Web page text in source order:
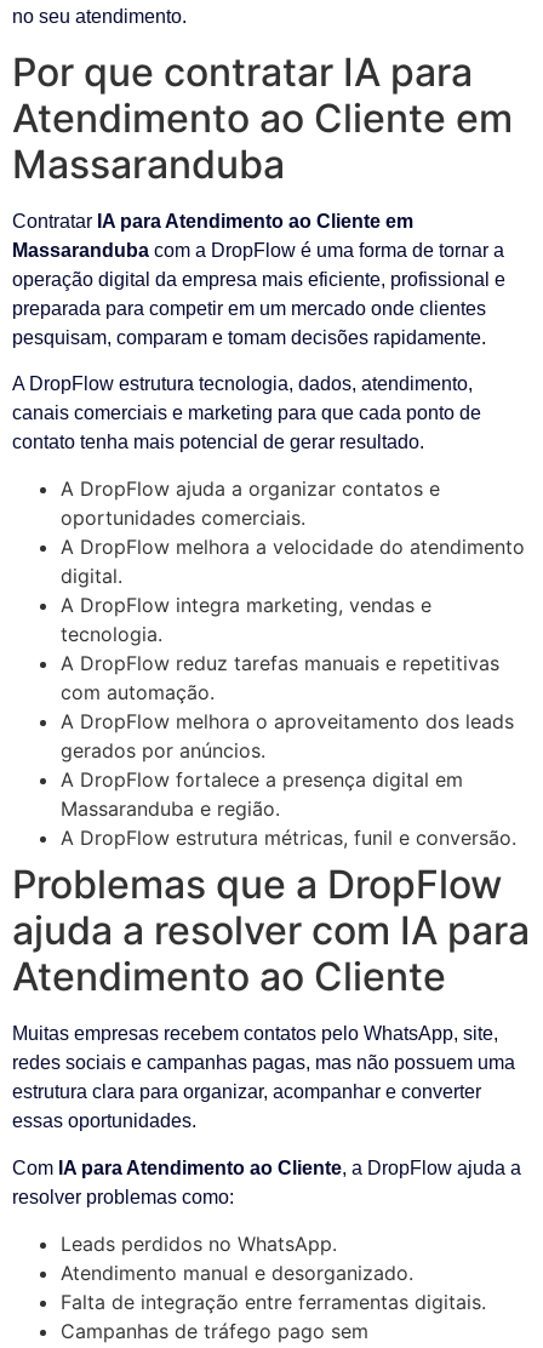
no seu atendimento.
Por que contratar IA para
Atendimento ao Cliente em
Massaranduba
Contratar IA para Atendimento ao Cliente em
Massaranduba com a DropFlow é uma forma de tornar a
operação digital da empresa mais eficiente, profissional e
preparada para competir em um mercado onde clientes
pesquisam, comparam e tomam decisões rapidamente.
A DropFlow estrutura tecnologia, dados, atendimento,
canais comerciais e marketing para que cada ponto de
contato tenha mais potencial de gerar resultado.
A DropFlow ajuda a organizar contatos e
oportunidades comerciais.
A DropFlow melhora a velocidade do atendimento
digital.
A DropFlow integra marketing, vendas e
tecnologia.
A DropFlow reduz tarefas manuais e repetitivas
com automação.
A DropFlow melhora o aproveitamento dos leads
gerados por anúncios.
A DropFlow fortalece a presença digital em
Massaranduba e região.
A DropFlow estrutura métricas, funil e conversão.
Problemas que a DropFlow
ajuda a resolver com IA para
Atendimento ao Cliente
Muitas empresas recebem contatos pelo WhatsApp, site,
redes sociais e campanhas pagas, mas não possuem uma
estrutura clara para organizar, acompanhar e converter
essas oportunidades.
Com IA para Atendimento ao Cliente, a DropFlow ajuda a
resolver problemas como:
Leads perdidos no WhatsApp.
Atendimento manual e desorganizado.
Falta de integração entre ferramentas digitais.
Campanhas de tráfego pago sem